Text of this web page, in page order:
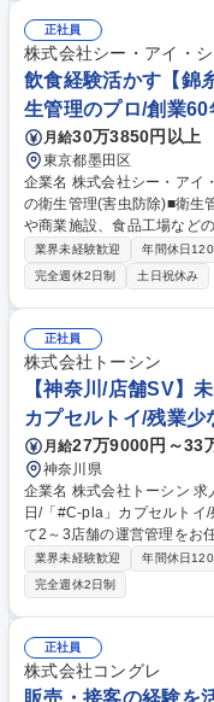
追加発注を行います） ・イ
理・金銭管理（両替機の釣
員の勤怠管理・育成、採用
の売れ行きを踏まえて、適切な商
九州/店舗SV】未経験歓迎/
正社員
株式会社シー・アイ・
飲食経験活かす【錦
生管理のプロ/創業
月給30万3850円以上
東京都墨田区
企業名 株式会社シー・アイ・シー 求人名 飲食経験活かす
の衛生管理(害虫防除)■衛生管理のプロ/創
や商業施設、食品工場など
措置を講じます。「建築物
ているため、常に需要があり、非常
果により追加の作業が必要
行います。時には大型ビル
構造となるようコンサルテ
時間/月。繁忙期は45時間も
現場によっては休日・夜間
員のため他社より高額ですが高品
験活かす【錦糸町】建物の
業界未経験歓迎 年間休日
完全週休2日制
土日祝休み
正社員
株式会社トーシン
【神奈川/店舗SV】
カプセルトイ/残業
月給27万9000円～33
神奈川県
企業名 株式会社トーシン 求人名 【神奈川/店舗SV】未経験歓迎/年休123
日/「#C-pla」カプセルトイ/残業少なめ 仕事の内容
て2～3店舗の運営管理をお
メント等、業務は多岐にわ
むことが叶います。変更の範囲:当社業務全般
イの商品選定（仕入れた商
追加発注を行います） ・イ
理・金銭管理（両替機の釣
員の勤怠管理・育成、採用
の売れ行きを踏まえて、適切な商
業界未経験歓迎 年間休日
完全週休2日制
正社員
株式会社コングレ
販売・接客の経験を